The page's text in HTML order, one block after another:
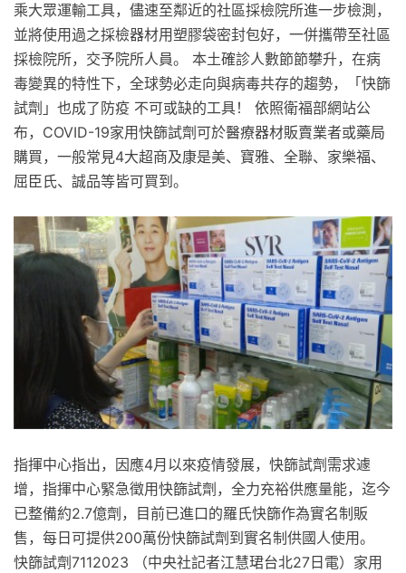
乘大眾運輸工具，儘速至鄰近的社區採檢院所進一步檢測，
並將使用過之採檢器材用塑膠袋密封包好，一併攜帶至社區
採檢院所，交予院所人員。 本土確診人數節節攀升，在病
毒變異的特性下，全球勢必走向與病毒共存的趨勢，「快篩
試劑」也成了防疫 不可或缺的工具！ 依照衛福部網站公
布，COVID-19家用快篩試劑可於醫療器材販賣業者或藥局
購買，一般常見4大超商及康是美、寶雅、全聯、家樂福、
屈臣氏、誠品等皆可買到。
指揮中心指出，因應4月以來疫情發展，快篩試劑需求遽
增，指揮中心緊急徵用快篩試劑，全力充裕供應量能，迄今
已整備約2.7億劑，目前已進口的羅氏快篩作為實名制販
售，每日可提供200萬份快篩試劑到實名制供國人使用。
快篩試劑7112023 （中央社記者江慧珺台北27日電）家用